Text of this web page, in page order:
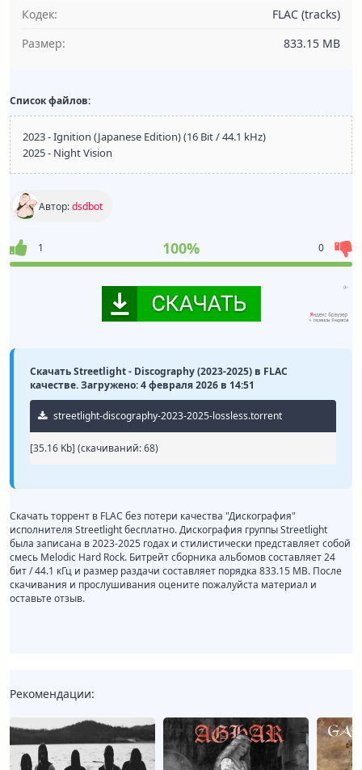
Кодек:
FLAC (tracks)
Размер:
833.15 MB
Список файлов:
2023 - Ignition (Japanese Edition) (16 Bit / 44.1 kHz)
2025 - Night Vision
Автор:dsdbot
1 100% 0
Скачать Streetlight - Discography (2023-2025) в FLAC
качестве. Загружено: 4 февраля 2026 в 14:51
streetlight-discography-2023-2025-lossless.torrent
[35.16 Kb] (cкачиваний: 68)
Скачать торрент в FLAC без потери качества "Дискография"
исполнителя Streetlight бесплатно. Дискография группы Streetlight
была записана в 2023-2025 годах и стилистически представляет собой
смесь Melodic Hard Rock. Битрейт сборника альбомов составляет 24
бит / 44.1 кГц и размер раздачи составляет порядка 833.15 MB. После
скачивания и прослушивания оцените пожалуйста материал и
оставьте отзыв.
Рекомендации: